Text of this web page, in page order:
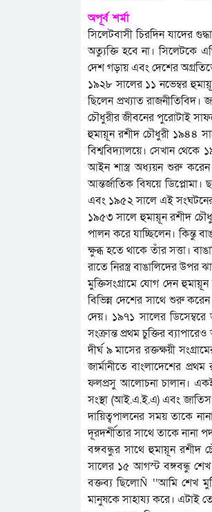
অপূর্ব শর্মা
সিলেটবাসী চিরদিন যাদের
অত্যুক্তি হবে না। সিলেটকে
দেশ গড়ায় এবং দেশের
১৯২৮ সালের ১১ নভেম্বর
ছিলেন প্রখ্যাত
চৌধুরীর জীবনের পুরোটাই
হুমায়ূন রশীদ চৌধুরী ১৯৪৪
বিশ্ববিদ্যালয়ে। সেখান
আইন শাস্ত্র অধ্যয়ন শুরু করেন
আন্তর্জাতিক বিষয়ে ডিপ্লোমা।
এবং ১৯৫২ সালে এই সংঘটনের
১৯৫৩ সালে হুমায়ূন রশীদ
পালন করে যাচ্ছিলেন। কিন্তু
ক্ষুব্ধ হতে থাকে তাঁর সত্তা।
রাতে নিরস্ত্র বাঙালিদের উপর
মুক্তিসংগ্রামে যোগ দেন হুমায়ূন
বিভিন্ন দেশের সাথে শুরু
দেয়। ১৯৭১ সালের
সংক্রান্ত প্রথম চুক্তির
দীর্ঘ ৯ মাসের রক্তক্ষয়ী
জার্মানীতে বাংলাদেশের
ফলপ্রসু আলোচনা চালান। একই
সংস্থা (আই.এ.ই.এ) এবং
দায়িত্বপালনের সময় তাকে
দূরদর্শীতার সাথে তাকে নানা
বঙ্গবন্ধুর সাথে হুমায়ূন রশীদ
সালের ১৫ আগস্ট বঙ্গবন্ধু
বক্তব্য ছিলোÑ ‘‘আমি শেখ
মানুষকে সাহায্য করে। এটাই